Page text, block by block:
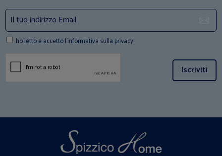
ho letto e accetto l'informativa sulla privacy
Iscriviti